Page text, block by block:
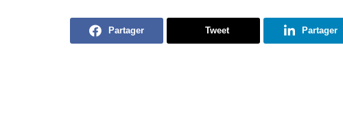
Partager Tweet Partager